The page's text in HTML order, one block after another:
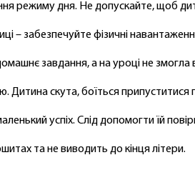
режиму дня. Не допускайте, щоб
– забезпечуйте фізичні
завдання, а на уроці не змогла
скута, боїться припуститися
успіх. Слід допомогти їй
та не виводить до кінця літери.